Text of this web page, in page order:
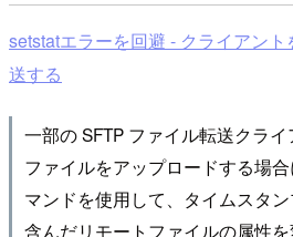
setstatエラーを回避 - クライアン
送する
一部の SFTP ファイル転送クライ
ファイルをアップロードする場合
マンドを使用して、タイムスタ
含んだリモートファイルの属性